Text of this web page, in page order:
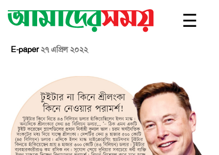
☰
E-paper২৭ এপ্রিল ২০২২